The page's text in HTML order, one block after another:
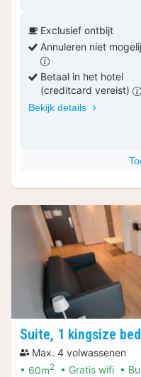
Exclusief ontbijt
Annuleren niet
Betaal in het hotel
(creditcard vereist)
Bekijk details
Suite, 1 kingsize
Max. 4 volwassenen
60m2 Gratis wifi